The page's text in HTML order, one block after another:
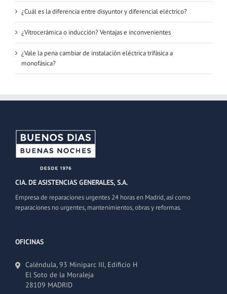
¿Cuál es la diferencia entre disyuntor y diferencial eléctrico?
¿Vitrocerámica o inducción? Ventajas e inconvenientes
¿Vale la pena cambiar de instalación eléctrica trifásica a
monofásica?
CIA. DE ASISTENCIAS GENERALES, S.A.
Empresa de reparaciones urgentes 24 horas en Madrid, así como
reparaciones no urgentes, mantenimientos, obras y reformas.
OFICINAS
Caléndula, 93 Miniparc III, Edificio H
El Soto de la Moraleja
28109 MADRID